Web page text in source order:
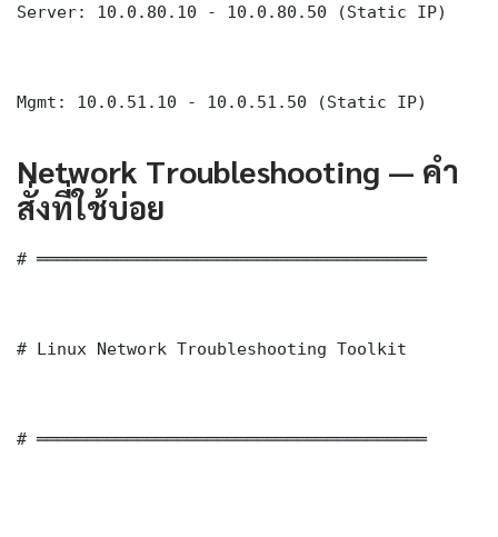
Server: 10.0.80.10 - 10.0.80.50 (Static IP)
Mgmt: 10.0.51.10 - 10.0.51.50 (Static IP)
Network Troubleshooting — คำ
สั่งที่ใช้บ่อย
# ═══════════════════════════════════════
# Linux Network Troubleshooting Toolkit
# ═══════════════════════════════════════